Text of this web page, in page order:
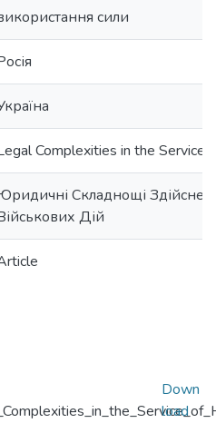
сили
Complexities in the Service
Складнощі
Дій
Down
load